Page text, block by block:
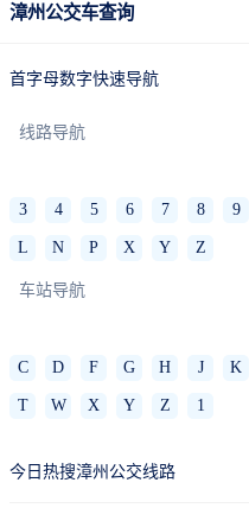
漳州公交车查询
首字母数字快速导航
线路导航
3 4 5 6 7 8 9
L N P X Y Z
车站导航
C D F G H J K
T W X Y Z 1
今日热搜漳州公交线路